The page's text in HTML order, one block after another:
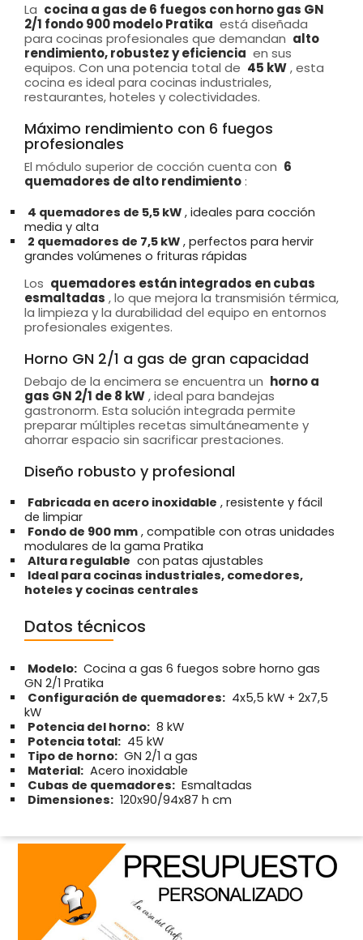
La cocina a gas de 6 fuegos con horno gas GN
2/1 fondo 900 modelo Pratika está diseñada
para cocinas profesionales que demandan alto
rendimiento, robustez y eficiencia en sus
equipos. Con una potencia total de 45 kW, esta
cocina es ideal para cocinas industriales,
restaurantes, hoteles y colectividades.
Máximo rendimiento con 6 fuegos
profesionales
El módulo superior de cocción cuenta con 6
quemadores de alto rendimiento :
4 quemadores de 5,5 kW , ideales para cocción
media y alta
2 quemadores de 7,5 kW , perfectos para hervir
grandes volúmenes o frituras rápidas
Los quemadores están integrados en cubas
esmaltadas , lo que mejora la transmisión térmica,
la limpieza y la durabilidad del equipo en entornos
profesionales exigentes.
Horno GN 2/1 a gas de gran capacidad
Debajo de la encimera se encuentra un horno a
gas GN 2/1 de 8 kW, ideal para bandejas
gastronorm. Esta solución integrada permite
preparar múltiples recetas simultáneamente y
ahorrar espacio sin sacrificar prestaciones.
Diseño robusto y profesional
Fabricada en acero inoxidable , resistente y fácil
de limpiar
Fondo de 900 mm , compatible con otras unidades
modulares de la gama Pratika
Altura regulable con patas ajustables
Ideal para cocinas industriales, comedores,
hoteles y cocinas centrales
Datos técnicos
Modelo: Cocina a gas 6 fuegos sobre horno gas
GN 2/1 Pratika
Configuración de quemadores: 4x5,5 kW + 2x7,5
kW
Potencia del horno: 8 kW
Potencia total: 45 kW
Tipo de horno: GN 2/1 a gas
Material: Acero inoxidable
Cubas de quemadores: Esmaltadas
Dimensiones: 120x90/94x87 h cm